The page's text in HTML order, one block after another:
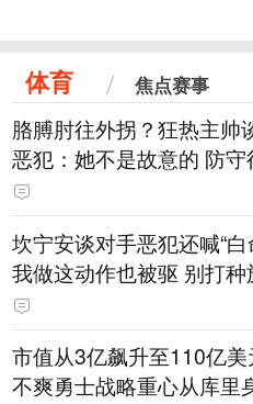
体育 焦点赛事
胳膊肘往外拐？狂热主帅
恶犯：她不是故意的 防守
坎宁安谈对手恶犯还喊“白
我做这动作也被驱 别打种
市值从3亿飙升至110亿
不爽勇士战略重心从库里